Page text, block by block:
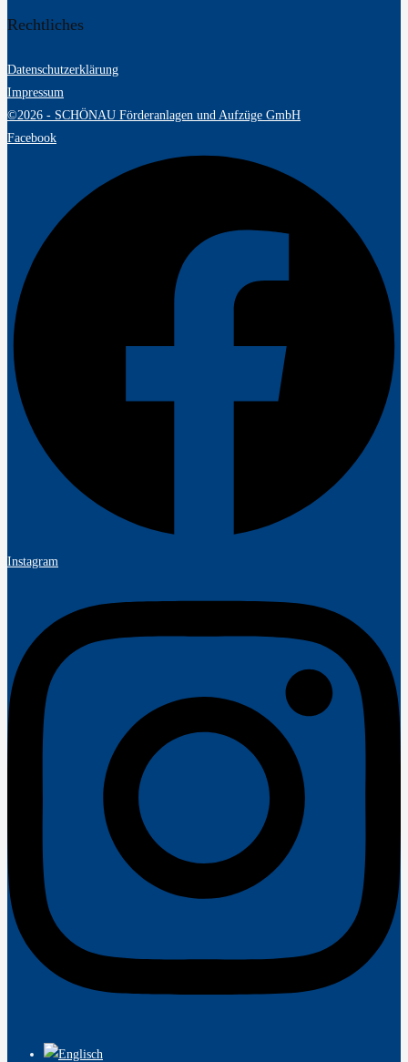
Rechtliches
Datenschutzerklärung
Impressum
©2026 - SCHÖNAU Förderanlagen und Aufzüge GmbH
Facebook
Instagram